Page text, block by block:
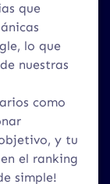
que
lo que
nuestras
como
y tu
el ranking
simple!